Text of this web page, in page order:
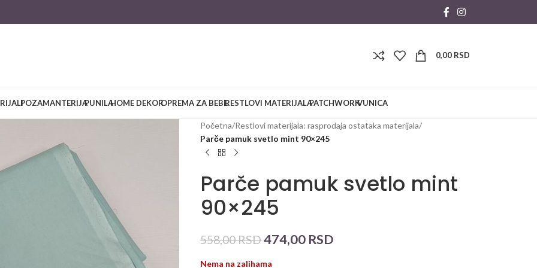
0,00 RSD
POZAMANTERIJAPUNILAHOME DEKOROPREMA ZA BEBERESTLOVI MATERIJALAPATCHWORKVUNICA
Početna/Restlovi materijala: rasprodaja ostataka materijala/
Parče pamuk svetlo mint 90×245
Parče pamuk svetlo mint
90×245
558,00RSD474,00 RSD
Nema na zalihama